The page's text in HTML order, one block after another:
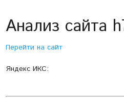
Анализ сайта
Перейти на сайт
Яндекс ИКС: